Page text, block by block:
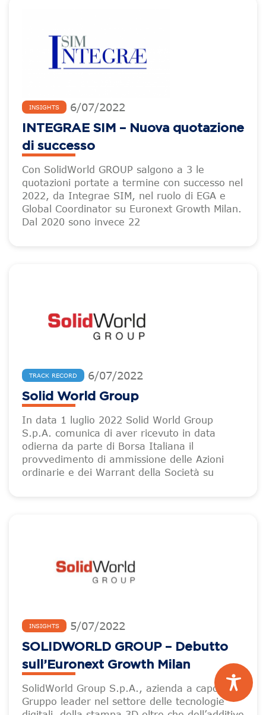
INSIGHTS 6/07/2022
INTEGRAE SIM – Nuova quotazione
di successo
Con SolidWorld GROUP salgono a 3 le
quotazioni portate a termine con successo nel
2022, da Integrae SIM, nel ruolo di EGA e
Global Coordinator su Euronext Growth Milan.
Dal 2020 sono invece 22
TRACK RECORD 6/07/2022
Solid World Group
In data 1 luglio 2022 Solid World Group
S.p.A. comunica di aver ricevuto in data
odierna da parte di Borsa Italiana il
provvedimento di ammissione delle Azioni
ordinarie e dei Warrant della Società su
INSIGHTS 5/07/2022
SOLIDWORLD GROUP – Debutto
sull’Euronext Growth Milan
SolidWorld Group S.p.A., azienda a capo del
Gruppo leader nel settore delle tecnologie